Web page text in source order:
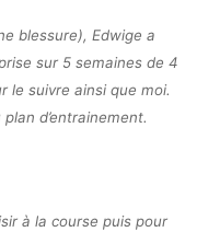
blessure), Edwige a
sur 5 semaines de 4
le suivre ainsi que moi.
d’entrainement.
à la course puis pour